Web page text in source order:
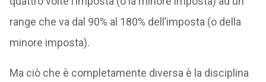
range che va dal 90% al 180% dell’imposta (o della
minore imposta).
Ma ciò che è completamente diversa è la disciplina